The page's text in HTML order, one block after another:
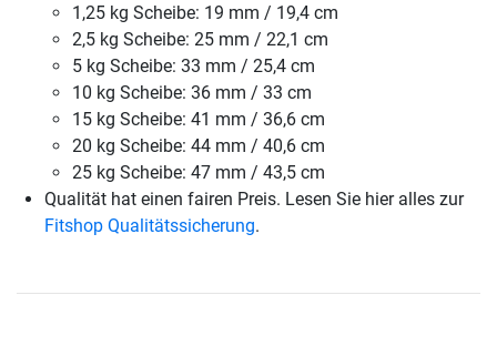
1,25 kg Scheibe: 19 mm / 19,4 cm
2,5 kg Scheibe: 25 mm / 22,1 cm
5 kg Scheibe: 33 mm / 25,4 cm
10 kg Scheibe: 36 mm / 33 cm
15 kg Scheibe: 41 mm / 36,6 cm
20 kg Scheibe: 44 mm / 40,6 cm
25 kg Scheibe: 47 mm / 43,5 cm
Qualität hat einen fairen Preis. Lesen Sie hier alles zur
Fitshop Qualitätssicherung.